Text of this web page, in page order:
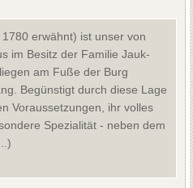
erwähnt) ist unser von
im Besitz der Familie Jauk-
am Fuße der Burg
Begünstigt durch diese Lage
Voraussetzungen, ihr volles
Spezialität - neben dem